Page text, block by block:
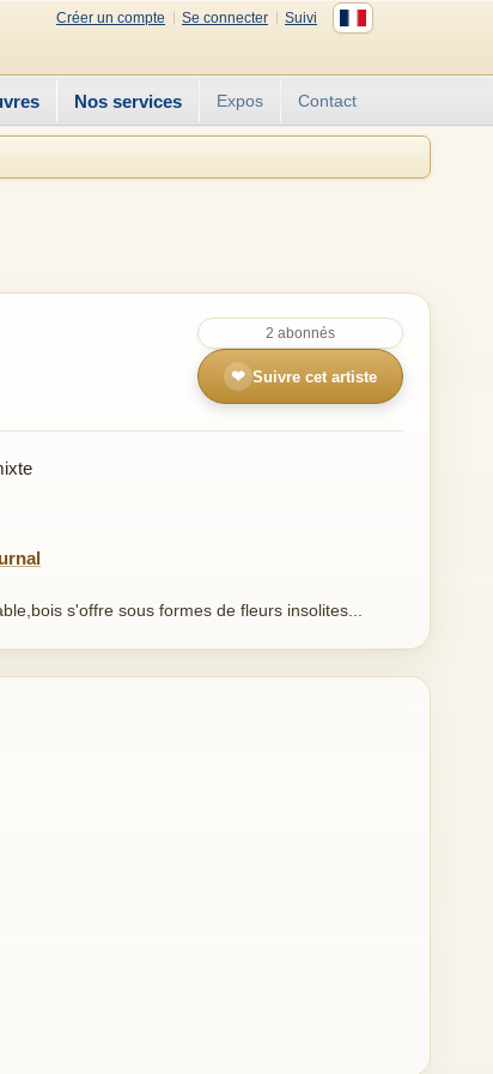
Créer un compte Se connecter
Suivi
Nos services Expos Contact
2 abonnés
❤ Suivre cet artiste
s'offre sous formes de fleurs insolites...